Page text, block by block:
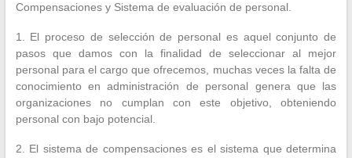
Compensaciones y Sistema de evaluación de personal.
1. El proceso de selección de personal es aquel conjunto de
pasos que damos con la finalidad de seleccionar al mejor
personal para el cargo que ofrecemos, muchas veces la falta de
conocimiento en administración de personal genera que las
organizaciones no cumplan con este objetivo, obteniendo
personal con bajo potencial.
2. El sistema de compensaciones es el sistema que determina